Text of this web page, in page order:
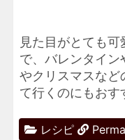
見た目がとても
で、バレンタイ
やクリスマスなど
て行くのにもおす
レシピ